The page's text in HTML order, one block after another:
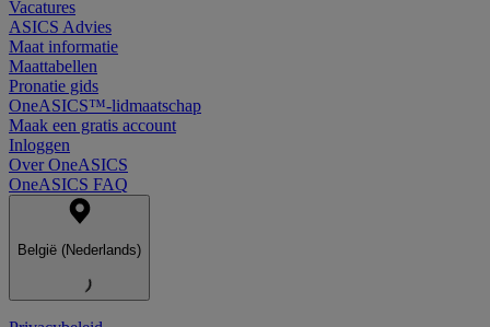
Vacatures
ASICS Advies
Maat informatie
Maattabellen
Pronatie gids
OneASICS™-lidmaatschap
Maak een gratis account
Inloggen
Over OneASICS
OneASICS FAQ
België (Nederlands)